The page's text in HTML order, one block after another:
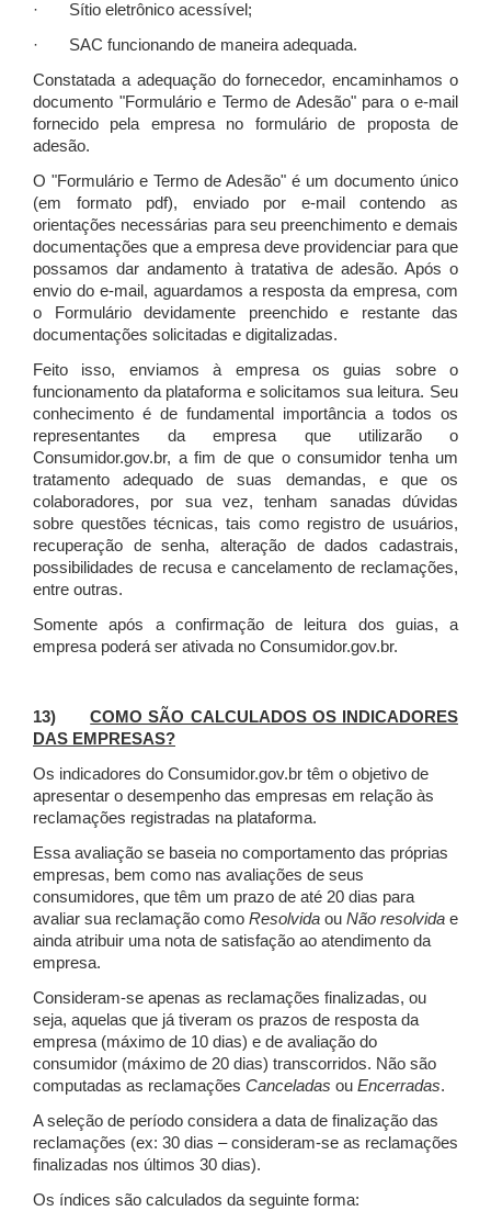
· Sítio eletrônico acessível;
· SAC funcionando de maneira adequada.
Constatada a adequação do fornecedor, encaminhamos o
documento "Formulário e Termo de Adesão" para o e-mail
fornecido pela empresa no formulário de proposta de
adesão.
O "Formulário e Termo de Adesão" é um documento único
(em formato pdf), enviado por e-mail contendo as
orientações necessárias para seu preenchimento e demais
documentações que a empresa deve providenciar para que
possamos dar andamento à tratativa de adesão. Após o
envio do e-mail, aguardamos a resposta da empresa, com
o Formulário devidamente preenchido e restante das
documentações solicitadas e digitalizadas.
Feito isso, enviamos à empresa os guias sobre o
funcionamento da plataforma e solicitamos sua leitura. Seu
conhecimento é de fundamental importância a todos os
representantes da empresa que utilizarão o
Consumidor.gov.br, a fim de que o consumidor tenha um
tratamento adequado de suas demandas, e que os
colaboradores, por sua vez, tenham sanadas dúvidas
sobre questões técnicas, tais como registro de usuários,
recuperação de senha, alteração de dados cadastrais,
possibilidades de recusa e cancelamento de reclamações,
entre outras.
Somente após a confirmação de leitura dos guias, a
empresa poderá ser ativada no Consumidor.gov.br.
13)COMO SÃO CALCULADOS OS INDICADORES
DAS EMPRESAS?
Os indicadores do Consumidor.gov.br têm o objetivo de
apresentar o desempenho das empresas em relação às
reclamações registradas na plataforma.
Essa avaliação se baseia no comportamento das próprias
empresas, bem como nas avaliações de seus
consumidores, que têm um prazo de até 20 dias para
avaliar sua reclamação como Resolvida ou Não resolvida e
ainda atribuir uma nota de satisfação ao atendimento da
empresa.
Consideram-se apenas as reclamações finalizadas, ou
seja, aquelas que já tiveram os prazos de resposta da
empresa (máximo de 10 dias) e de avaliação do
consumidor (máximo de 20 dias) transcorridos. Não são
computadas as reclamações Canceladas ou Encerradas.
A seleção de período considera a data de finalização das
reclamações (ex: 30 dias – consideram-se as reclamações
finalizadas nos últimos 30 dias).
Os índices são calculados da seguinte forma: